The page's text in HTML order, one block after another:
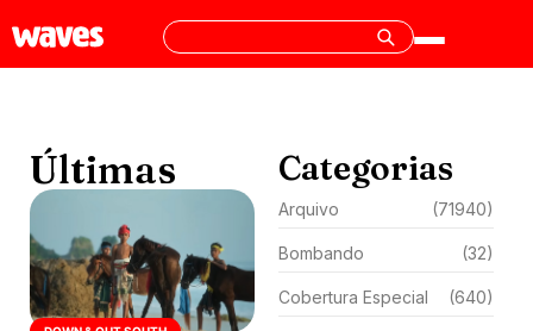
Últimas Categorias
Arquivo (71940)
Bombando (32)
Cobertura Especial (640)